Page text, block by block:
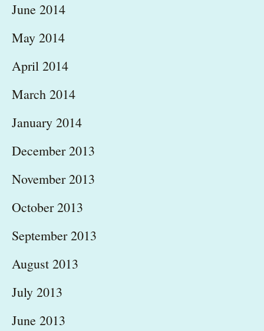
June 2014
May 2014
April 2014
March 2014
January 2014
December 2013
November 2013
October 2013
September 2013
August 2013
July 2013
June 2013